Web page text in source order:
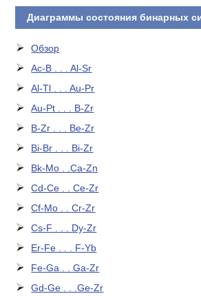
Диаграммы состояния бинарных
Обзор
Ac-B . . . Al-Sr
Al-Tl . . . Au-Pr
Au-Pt . . . B-Zr
B-Zr . . . Be-Zr
Bi-Br . . . Bi-Zr
Bk-Mo . .Ca-Zn
Cd-Ce . . Ce-Zr
Cf-Mo . . Cr-Zr
Cs-F . . . Dy-Zr
Er-Fe . . . F-Yb
Fe-Ga . . Ga-Zr
Gd-Ge . . .Ge-Zr